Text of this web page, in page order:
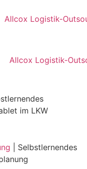
Selbstlernendes